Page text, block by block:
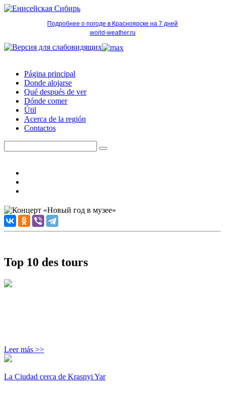
Подробнее о погоде в Красноярске на 7 дней
world-weather.ru
Página principal
Donde alojarse
Qué después de ver
Dónde comer
Útil
Acerca de la región
Contactos
Top 10 des tours
Leer más >>
La Ciudad cerca de Krasnyi Yar